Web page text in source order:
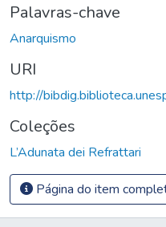
Palavras-chave
Anarquismo
URI
http://
Coleções
L’Adunata dei Refrattari
Página do item